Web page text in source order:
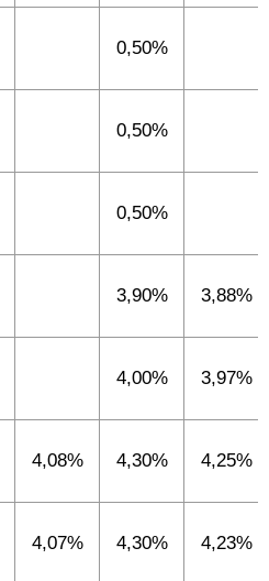
0,50%
0,50%
0,50%
3,90% 3,88%
4,00% 3,97%
4,08% 4,30% 4,25%
4,07% 4,30% 4,23%